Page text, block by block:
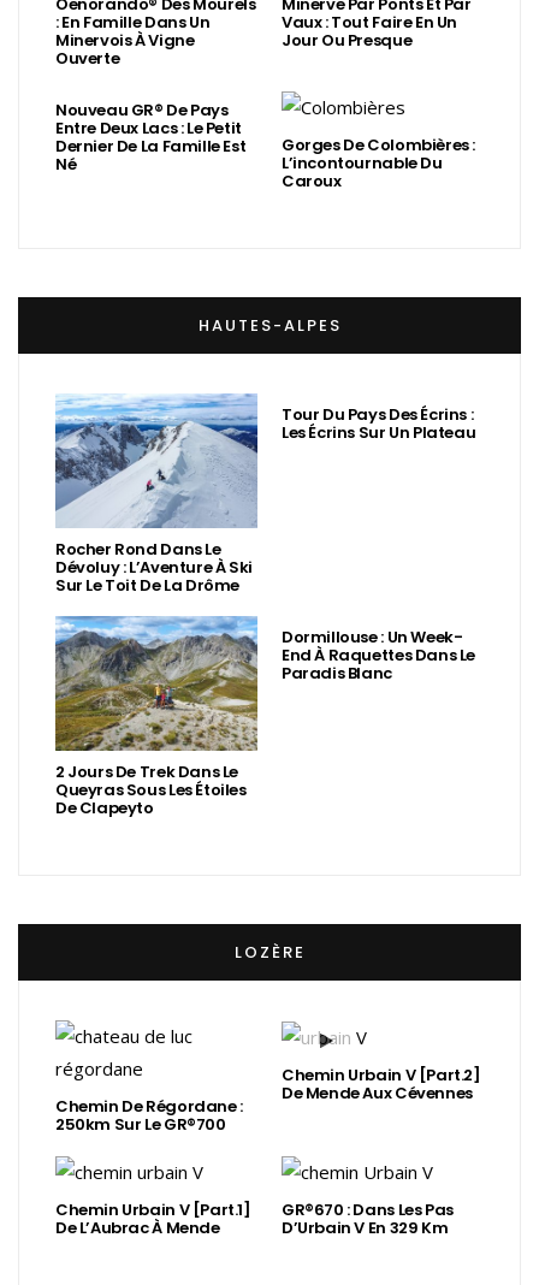
Oenorando® Des Mourels
: En Famille Dans Un
Minervois À Vigne
Ouverte
Minerve Par Ponts Et Par
Vaux : Tout Faire En Un
Jour Ou Presque
Nouveau GR® De Pays
Entre Deux Lacs : Le Petit
Dernier De La Famille Est
Né
Gorges De Colombières :
L’incontournable Du
Caroux
HAUTES-ALPES
Rocher Rond Dans Le
Dévoluy : L’Aventure À Ski
Sur Le Toit De La Drôme
Tour Du Pays Des Écrins :
Les Écrins Sur Un Plateau
2 Jours De Trek Dans Le
Queyras Sous Les Étoiles
De Clapeyto
Dormillouse : Un Week-
End À Raquettes Dans Le
Paradis Blanc
LOZÈRE
Chemin De Régordane :
250km Sur Le GR®700
Chemin Urbain V [Part.2]
De Mende Aux Cévennes
Chemin Urbain V [Part.1]
De L’Aubrac À Mende
GR®670 : Dans Les Pas
D’Urbain V En 329 Km